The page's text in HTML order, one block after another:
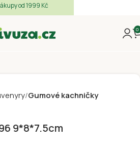
0
Gumové kachničky
9*8*7.5cm
od 1999 Kč